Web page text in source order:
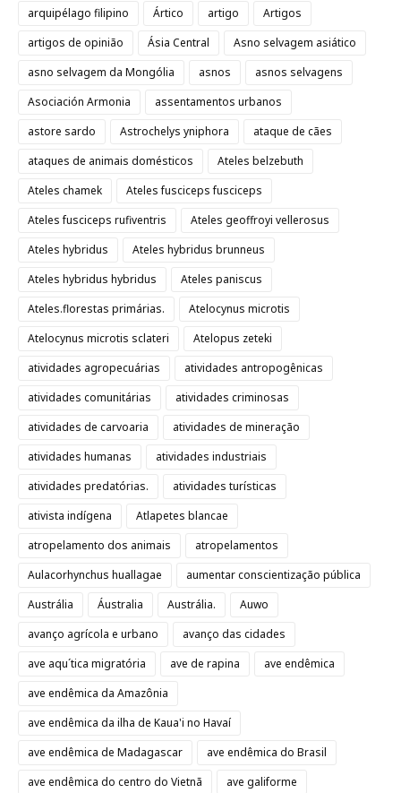
arquipélago filipino
Ártico artigo
Artigos
artigos de opinião
Ásia Central
Asno selvagem asiático
asno selvagem da Mongólia
asnos
asnos selvagens
Asociación Armonia
assentamentos urbanos
astore sardo
Astrochelys yniphora
ataque de cães
ataques de animais domésticos
Ateles belzebuth
Ateles chamek
Ateles fusciceps fusciceps
Ateles fusciceps rufiventris
Ateles geoffroyi vellerosus
Ateles hybridus
Ateles hybridus brunneus
Ateles hybridus hybridus
Ateles paniscus
Ateles.florestas primárias.
Atelocynus microtis
Atelocynus microtis sclateri
Atelopus zeteki
atividades agropecuárias
atividades antropogênicas
atividades comunitárias
atividades criminosas
atividades de carvoaria
atividades de mineração
atividades humanas
atividades industriais
atividades predatórias.
atividades turísticas
ativista indígena
Atlapetes blancae
atropelamento dos animais
atropelamentos
Aulacorhynchus huallagae
aumentar conscientização pública
Austrália
Áustralia Austrália.
Auwo
avanço agrícola e urbano
avanço das cidades
ave aqu´tica migratória
ave de rapina
ave endêmica
ave endêmica da Amazônia
ave endêmica da ilha de Kaua'i no Havaí
ave endêmica de Madagascar
ave endêmica do Brasil
ave endêmica do centro do Vietnã
ave galiforme